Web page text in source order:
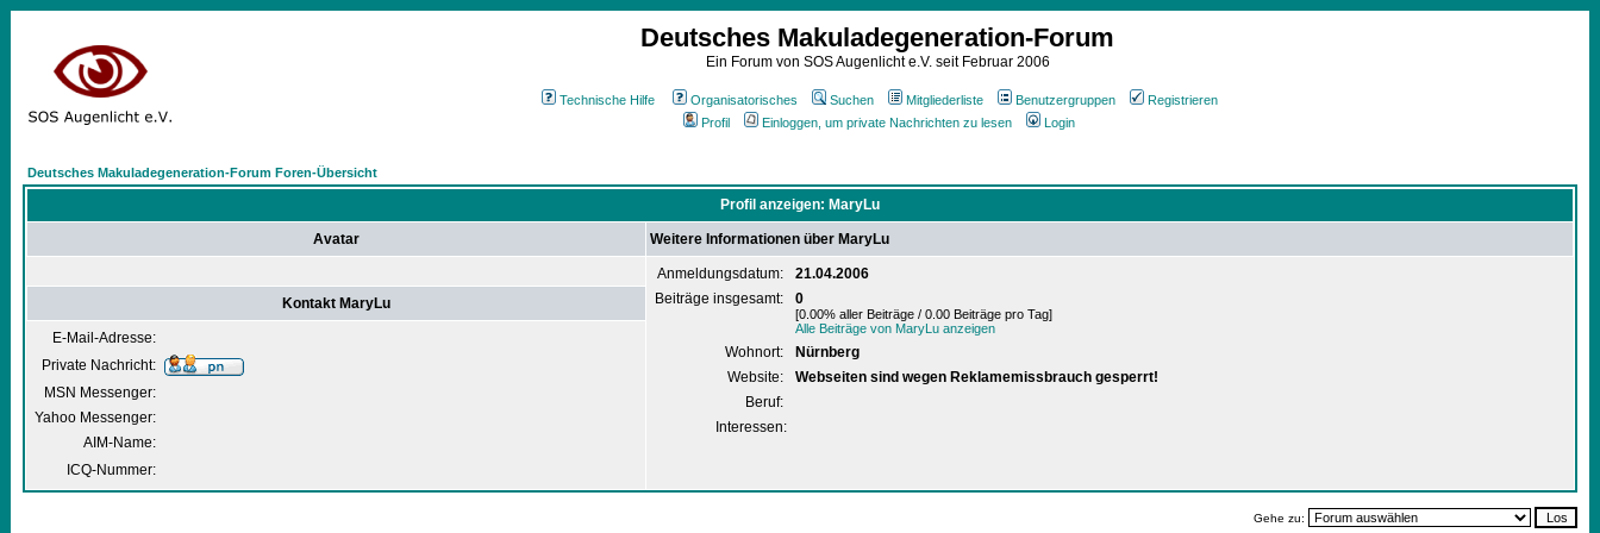
Deutsches Makuladegeneration-Forum
Ein Forum von SOS Augenlicht e.V. seit Februar 2006
Technische Hilfe Organisatorisches Suchen Mitgliederliste Benutzergruppen
Registrieren
Profil
Einloggen, um private Nachrichten zu lesen Login
Deutsches Makuladegeneration-Forum Foren-Übersicht
Profil anzeigen: MaryLu
Avatar Weitere Informationen über MaryLu
Anmeldungsdatum:
21.04.2006
Beiträge insgesamt:
0
[0.00% aller Beiträge / 0.00 Beiträge pro Tag]
Alle Beiträge von MaryLu anzeigen
Wohnort:
Nürnberg
Website:
Webseiten sind wegen Reklamemissbrauch gesperrt!
Beruf:
Interessen:
Kontakt MaryLu
E-Mail-Adresse:
Private Nachricht:
MSN Messenger:
Yahoo Messenger:
AIM-Name:
ICQ-Nummer:
Gehe zu: